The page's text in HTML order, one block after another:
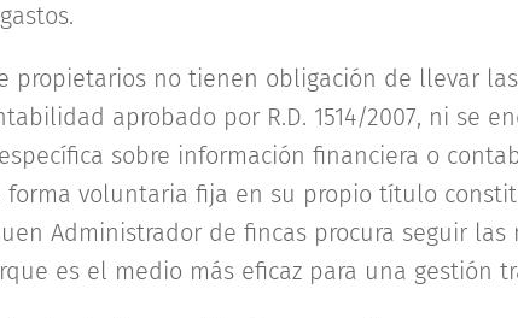
propietarios no tienen obligación de llevar
aprobado por R.D. 1514/2007, ni se
sobre información financiera o
forma voluntaria fija en su propio título
Administrador de fincas procura seguir las
es el medio más eficaz para una gestión